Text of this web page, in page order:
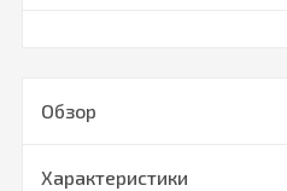
Обзор
Характеристики